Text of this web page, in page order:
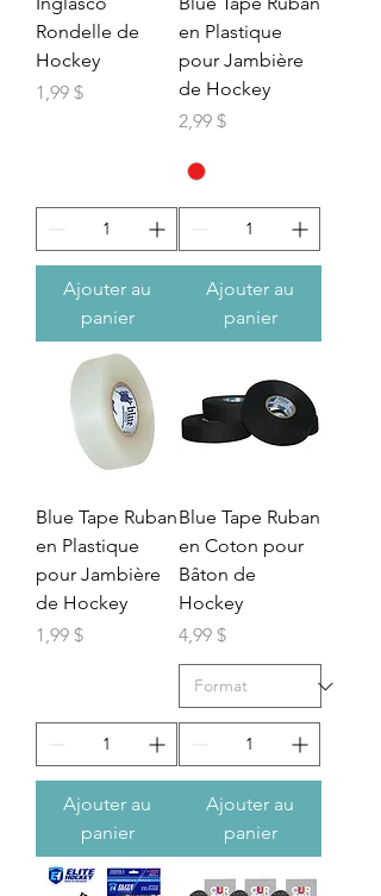
Rondelle de
Hockey
Prix
1,99 $
Ajouter au
panier
en Plastique
pour Jambière
de Hockey
Prix
2,99 $
Ajouter au
panier
Blue Tape Ruban
en Plastique
pour Jambière
de Hockey
Prix
1,99 $
Ajouter au
panier
Blue Tape Ruban
en Coton pour
Bâton de
Hockey
Prix
4,99 $
Ajouter au
panier